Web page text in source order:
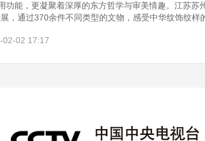
功能，更凝聚着深厚的东方哲学与审美情趣。江苏
展，通过370余件不同类型的文物，感受中华纹饰纹样
02-02 17:17